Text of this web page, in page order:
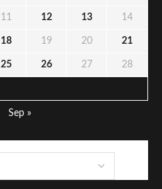
11 12 13 14
18 19 20 21
25 26 27 28
Sep »